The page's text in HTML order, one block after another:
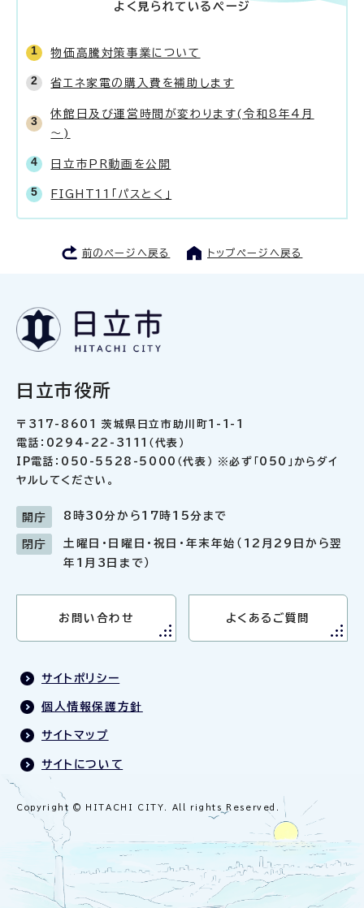
よく見られているページ
物価高騰対策事業について
省エネ家電の購入費を補助します
休館日及び運営時間が変わります(令和8年4月
～)
日立市PR動画を公開
FIGHT11「パスとく」
前のページへ戻る トップページへ戻る
日立市役所
〒317-8601 茨城県日立市助川町1-1-1
電話：0294-22-3111（代表）
IP電話：050-5528-5000（代表） ※必ず「050」からダイ
ヤルしてください。
開庁 8時30分から17時15分まで
閉庁
土曜日・日曜日・祝日・年末年始（12月29日から翌
年1月3日まで）
お問い合わせ よくあるご質問
サイトポリシー
個人情報保護方針
サイトマップ
サイトについて
Copyright © HITACHI CITY. All rights Reserved.